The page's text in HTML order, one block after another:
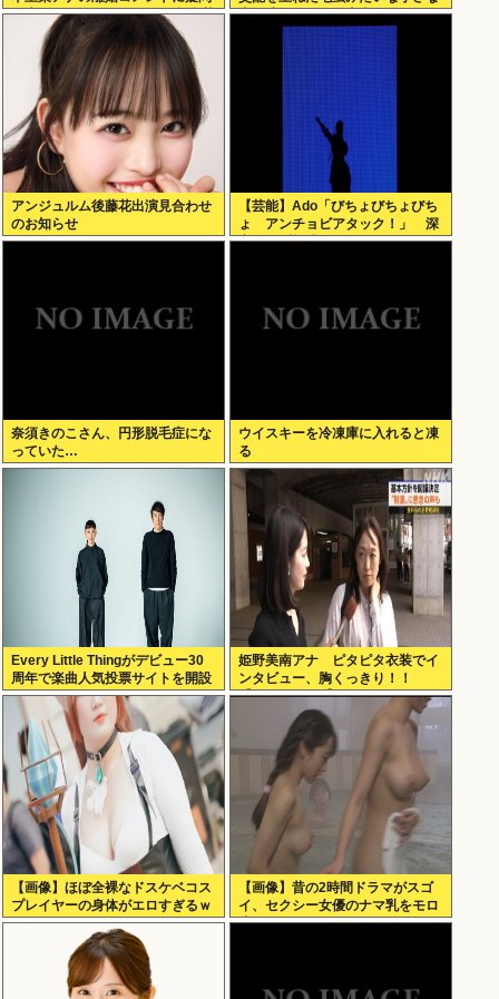
の声… シャンパンタワーの超豪華
式も結婚生活は4年半で終止符
犬を連れてる人、本当に醜い」←
アンジュルム後藤花出演見合わせ
のお知らせ
【芸能】Ado「びちょびちょびち
ょ アンチョビアタック！」 深
夜のナゾ投稿...
奈須きのこさん、円形脱毛症にな
っていた…
ウイスキーを冷凍庫に入れると凍
る
Every Little Thingがデビュー30
周年で楽曲人気投票サイトを開設
俺はもちろんFace the Changeに
入れてきたぞ
姫野美南アナ ピタピタ衣装でイ
ンタビュー、胸くっきり！！
【GIF動画あり】
【画像】ほぼ全裸なドスケベコス
プレイヤーの身体がエロすぎるｗ
ｗｗ
【画像】昔の2時間ドラマがスゴ
イ、セクシー女優のナマ乳をモロ
流し